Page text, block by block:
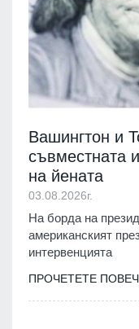
Вашингтон и
съвместната
на йената
03.08.2026г.
На борда на
американският
интервенцията
ПРОЧЕТЕТЕ